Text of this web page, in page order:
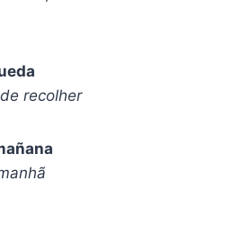
recolher